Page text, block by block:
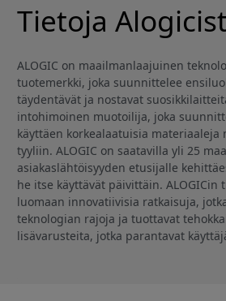
Tietoja
ALOGIC on maailmanlaajuinen
tuotemerkki, joka suunnittelee
täydentävät ja nostavat
intohimoinen muotoilija, joka
käyttäen korkealaatuisia materiaaleja
tyyliin. ALOGIC on saatavilla yli 25
asiakaslähtöisyyden etusijalle
he itse käyttävät päivittäin.
luomaan innovatiivisia ratkaisuja,
teknologian rajoja ja tuottavat
lisävarusteita, jotka parantavat